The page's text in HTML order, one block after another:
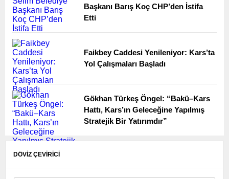
Başkanı Barış Koç CHP’den İstifa
Etti
Faikbey Caddesi Yenileniyor: Kars’ta
Yol Çalışmaları Başladı
Gökhan Türkeş Öngel: “Bakü–Kars
Hattı, Kars’ın Geleceğine Yapılmış
Stratejik Bir Yatırımdır”
DÖVİZ ÇEVİRİCİ